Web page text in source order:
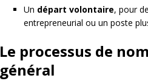
Un départ volontaire, pour
entrepreneurial ou un poste
Le processus de
général